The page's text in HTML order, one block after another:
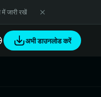
में जारी रखें
अभी डाउनलोड करें